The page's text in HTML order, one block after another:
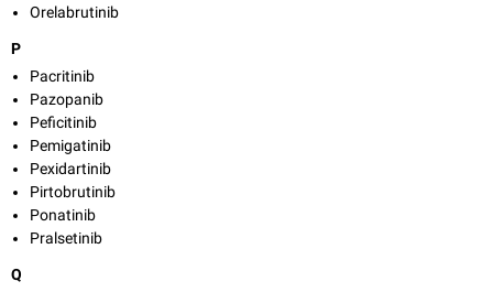
Orelabrutinib
P
Pacritinib
Pazopanib
Peficitinib
Pemigatinib
Pexidartinib
Pirtobrutinib
Ponatinib
Pralsetinib
Q